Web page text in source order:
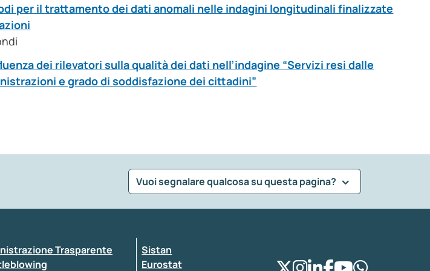
per il trattamento dei dati anomali nelle indagini longitudinali finalizzate
dei rilevatori sulla qualità dei dati nell’indagine “Servizi resi dalle
e grado di soddisfazione dei cittadini”
Vuoi segnalare qualcosa su questa pagina?
della segnalazione
Trasparente
Sistan
Eurostat